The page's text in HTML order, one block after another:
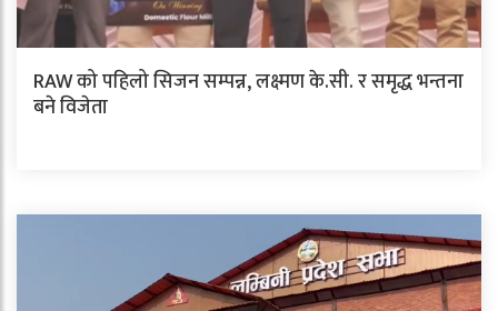
RAW को पहिलो सिजन सम्पन्न, लक्ष्मण के.सी. र समृद्ध भन्तना
बने विजेता